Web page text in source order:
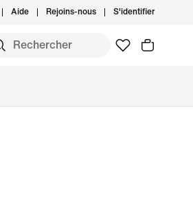
Aide Rejoins-nous S'identifier